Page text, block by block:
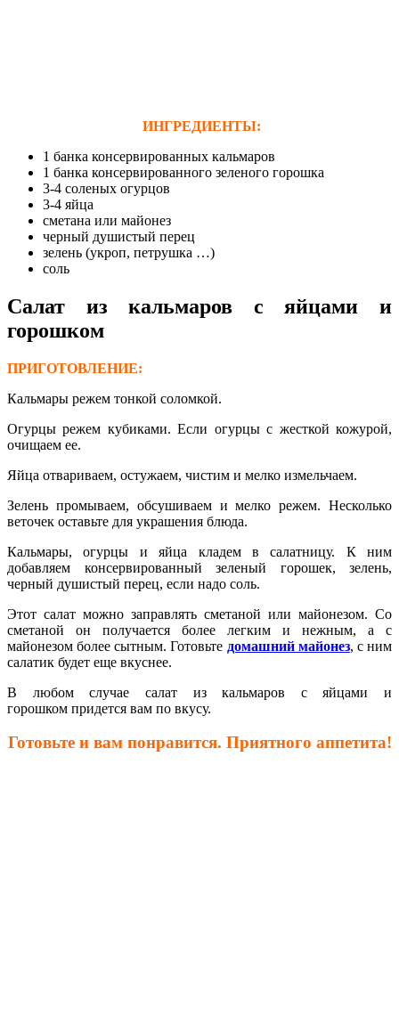
ИНГРЕДИЕНТЫ:
1 банка консервированных кальмаров
1 банка консервированного зеленого горошка
3-4 соленых огурцов
3-4 яйца
сметана или майонез
черный душистый перец
зелень (укроп, петрушка …)
соль
Cалат из кальмаров с яйцами и
горошком
ПРИГОТОВЛЕНИЕ:
Кальмары режем тонкой соломкой.
Огурцы режем кубиками. Если огурцы с жесткой кожурой,
очищаем ее.
Яйца отвариваем, остужаем, чистим и мелко измельчаем.
Зелень промываем, обсушиваем и мелко режем. Несколько
веточек оставьте для украшения блюда.
Кальмары, огурцы и яйца кладем в салатницу. К ним
добавляем консервированный зеленый горошек, зелень,
черный душистый перец, если надо соль.
Этот салат можно заправлять сметаной или майонезом. Со
сметаной он получается более легким и нежным, а с
майонезом более сытным. Готовьте домашний майонез, с ним
салатик будет еще вкуснее.
В любом случае салат из кальмаров с яйцами
и
горошком придется вам по вкусу.
Готовьте и вам понравится. Приятного аппетита!